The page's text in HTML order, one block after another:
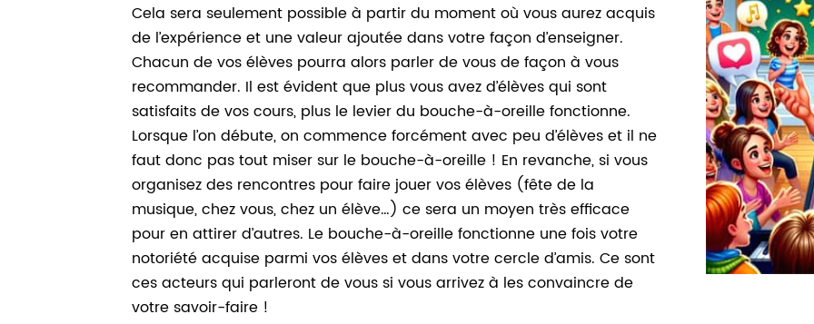
Cela sera seulement possible à partir du moment où vous aurez acquis
de l’expérience et une valeur ajoutée dans votre façon d’enseigner.
Chacun de vos élèves pourra alors parler de vous de façon à vous
recommander. Il est évident que plus vous avez d’élèves qui sont
satisfaits de vos cours, plus le levier du bouche-à-oreille fonctionne.
Lorsque l’on débute, on commence forcément avec peu d’élèves et il ne
faut donc pas tout miser sur le bouche-à-oreille ! En revanche, si vous
organisez des rencontres pour faire jouer vos élèves (fête de la
musique, chez vous, chez un élève…) ce sera un moyen très efficace
pour en attirer d’autres. Le bouche-à-oreille fonctionne une fois votre
notoriété acquise parmi vos élèves et dans votre cercle d’amis. Ce sont
ces acteurs qui parleront de vous si vous arrivez à les convaincre de
votre savoir-faire !